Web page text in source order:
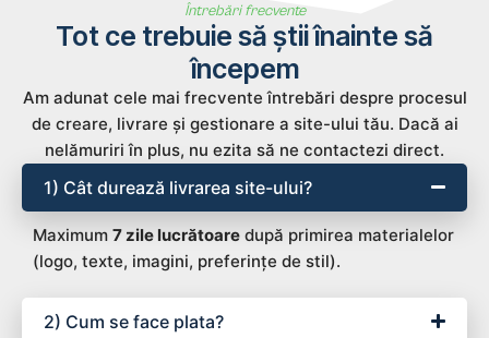
Întrebări frecvente
Tot ce trebuie să știi înainte să
începem
Am adunat cele mai frecvente întrebări despre procesul
de creare, livrare și gestionare a site-ului tău. Dacă ai
nelămuriri în plus, nu ezita să ne contactezi direct.
1) Cât durează livrarea site-ului?
Maximum 7 zile lucrătoare după primirea materialelor
(logo, texte, imagini, preferințe de stil).
2) Cum se face plata?